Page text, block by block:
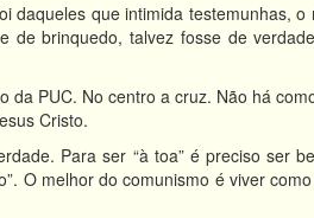
daqueles que intimida testemunhas,
de brinquedo, talvez fosse de
PUC. No centro a cruz. Não há
Cristo.
Para ser “à toa” é preciso ser
O melhor do comunismo é viver